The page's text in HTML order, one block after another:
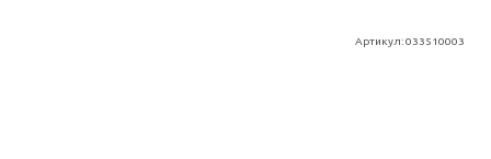
Артикул:033510003